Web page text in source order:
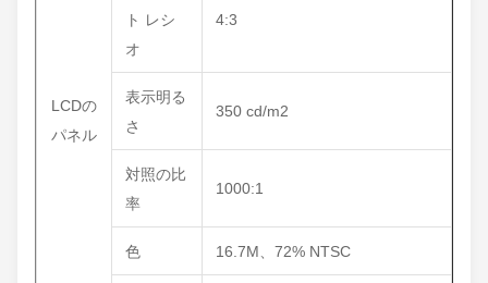
LCDの
パネル
ト レシ
オ
4:3
表示明る
さ
350 cd/m2
対照の比
率
1000:1
色 16.7M、72% NTSC